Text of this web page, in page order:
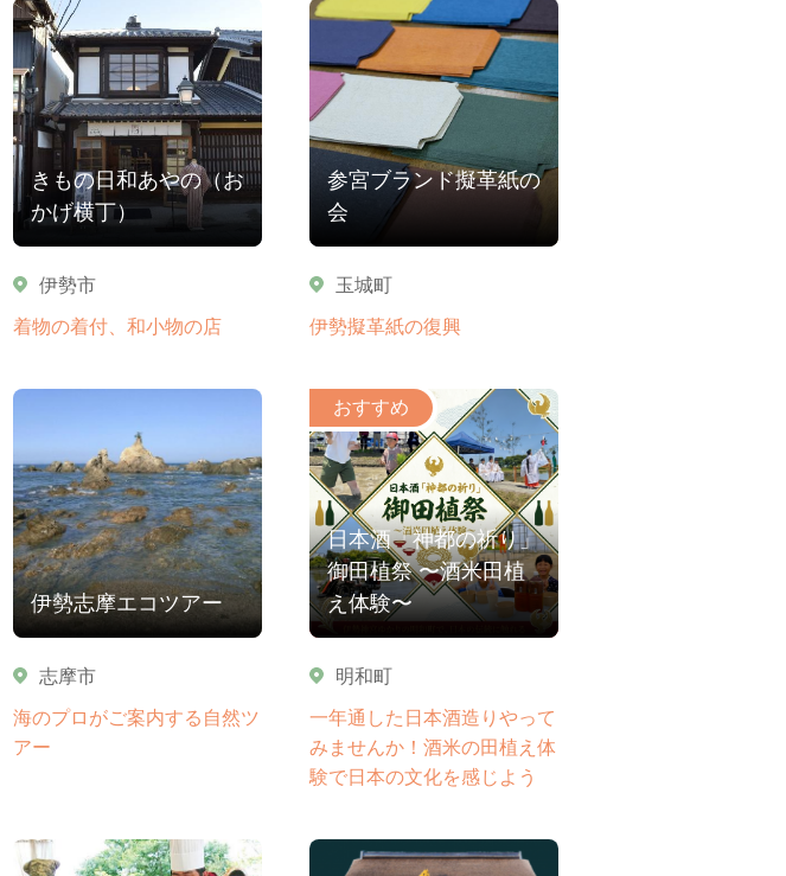
きもの日和あやの（お
かげ横丁）
伊勢市
着物の着付、和小物の店
参宮ブランド擬革紙の
会
玉城町
伊勢擬革紙の復興
伊勢志摩エコツアー
志摩市
海のプロがご案内する自然ツ
アー
日本酒「神都の祈り」
御田植祭 〜酒米田植
え体験〜
明和町
一年通した日本酒造りやって
みませんか！酒米の田植え体
験で日本の文化を感じよう